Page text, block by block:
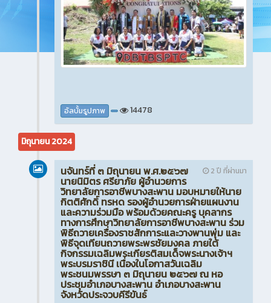
อัลบั้มรูปภาพ 14478
มิถุนายน 2024
2 ปี ที่ผ่านมา
นจันทร์ที่ ๓ มิถุนายน พ.ศ.๒๕๖๗
นายนิมิตร ศรียาภัย ผู้อำนวยการ
วิทยาลัยการอาชีพบางสะพาน มอบหมายให้นาย
กิตติศักดิ์ ทรหด รองผู้อำนวยการฝ่ายแผนงาน
และความร่วมมือ พร้อมด้วยคณะครู บุคลากร
ทางการศึกษาวิทยาลัยการอาชีพบางสะพาน ร่วม
พิธีถวายเครื่องราชสักการะและวางพานพุ่ม และ
พิธีจุดเทียนถวายพระพรชัยมงคล ภายใต้
กิจกรรมเฉลิมพระเกียรติสมเด็จพระนางเจ้าฯ
พระบรมราชินี เนื่องในโอกาสวันเฉลิม
พระชนมพรรษา ๓ มิถุนายน ๒๕๖๗ ณ หอ
ประชุมอำเภอบางสะพาน อำเภอบางสะพาน
จังหวัดประจวบคีรีขันธ์